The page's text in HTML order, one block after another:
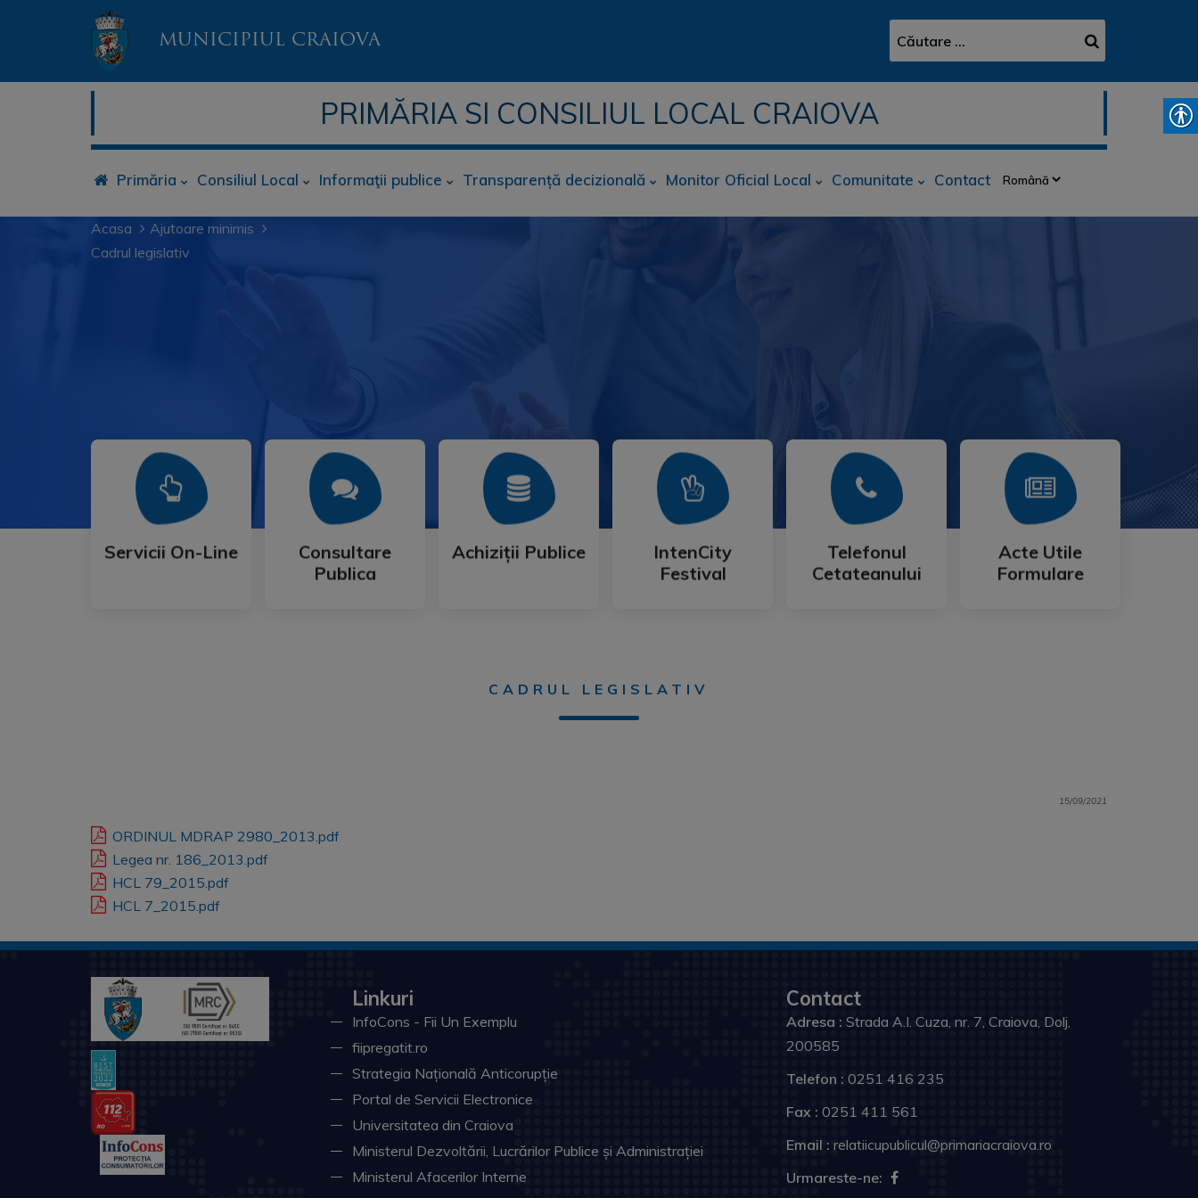
MUNICIPIUL CRAIOVA
PRIMĂRIA SI CONSILIUL LOCAL CRAIOVA
Primăria Consiliul Local Informaţii publice Transparență decizională Monitor Oficial Local Comunitate Contact
Acasa
Ajutoare minimis
Cadrul legislativ
Servicii On-Line
Servicii On-Line
Mai Mult
Consultare
Publica
Consultare
Publica
Mai Mult
Achiziții Publice
Achiziții Publice
Mai Mult
IntenCity
Festival
IntenCity
Festival
Mai Mult
Telefonul
Cetateanului
Telefonul
Cetateanului
Mai Mult
Acte Utile
Formulare
Acte Utile
Formulare
Mai Mult
CADRUL LEGISLATIV
15/09/2021
ORDINUL MDRAP 2980_2013.pdf
Legea nr. 186_2013.pdf
HCL 79_2015.pdf
HCL 7_2015.pdf
Linkuri
InfoCons - Fii Un Exemplu
fiipregatit.ro
Strategia Națională Anticorupție
Portal de Servicii Electronice
Universitatea din Craiova
Ministerul Dezvoltării, Lucrărilor Publice și Administrației
Ministerul Afacerilor Interne
Contact
Adresa : Strada A.I. Cuza, nr. 7, Craiova, Dolj,
200585
Telefon : 0251 416 235
Fax : 0251 411 561
Email : relatiicupublicul@primariacraiova.ro
Urmareste-ne: